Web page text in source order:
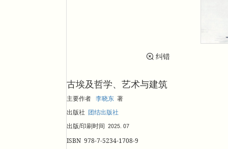
纠错
古埃及哲学、艺术与建筑
主要作者 李晓东 著
出版社 团结出版社
出版/印刷时间 簪噼簪贸弇噼猡
ISBN 978-7-5234-1708-9